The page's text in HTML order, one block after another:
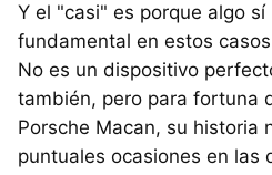
Y el "casi" es porque algo
fundamental en estos
No es un dispositivo
también, pero para fortuna
Porsche Macan, su historia
puntuales ocasiones en las